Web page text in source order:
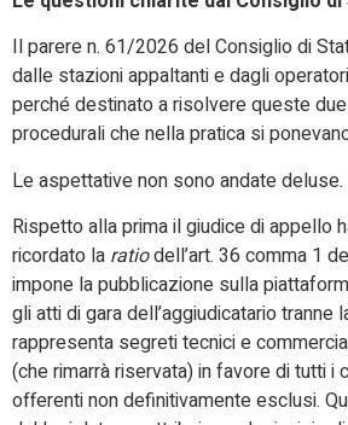
Il parere n. 61/2026 del Consiglio di
dalle stazioni appaltanti e dagli
perché destinato a risolvere queste
procedurali che nella pratica si
Le aspettative non sono andate deluse.
Rispetto alla prima il giudice di appello
ricordato la ratiodell’art. 36 comma 1
impone la pubblicazione sulla
gli atti di gara dell’aggiudicatario tranne
rappresenta segreti tecnici e
(che rimarrà riservata) in favore di tutti i
offerenti non definitivamente esclusi.